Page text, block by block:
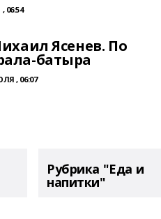
06:54
Ясенев. По
батыра
, 06:07
Рубрика "Еда и
напитки"